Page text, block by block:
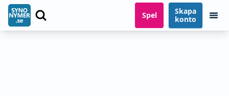
Spel
Skapa
konto